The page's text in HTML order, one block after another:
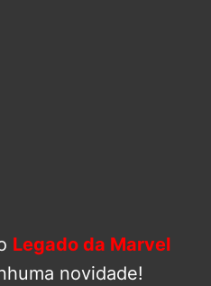
Legado da Marvel
novidade!